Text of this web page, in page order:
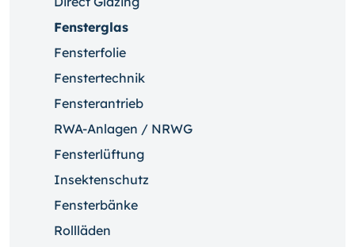
Fensterglas
Fensterfolie
Fenstertechnik
Fensterantrieb
RWA-Anlagen / NRWG
Fensterlüftung
Insektenschutz
Fensterbänke
Rollläden